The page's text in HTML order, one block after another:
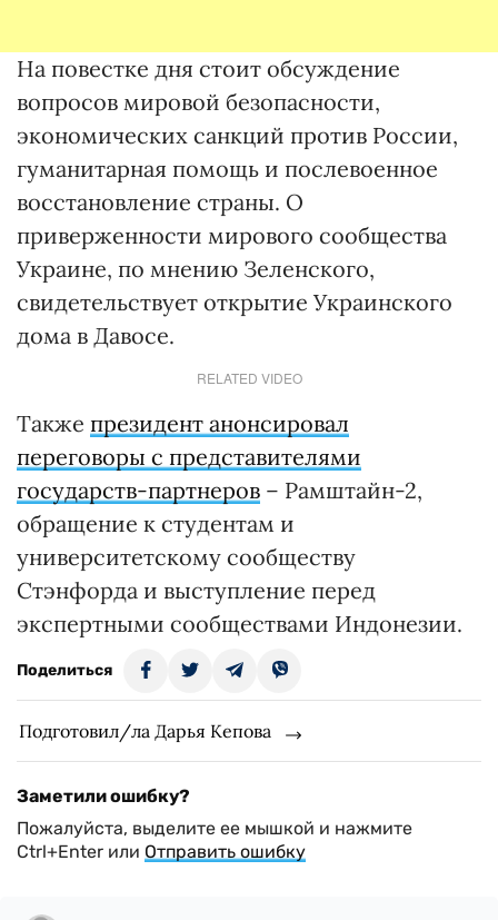
На повестке дня стоит обсуждение
вопросов мировой безопасности,
экономических санкций против России,
гуманитарная помощь и послевоенное
восстановление страны. О
приверженности мирового сообщества
Украине, по мнению Зеленского,
свидетельствует открытие Украинского
дома в Давосе.
RELATED VIDEO
Также президент анонсировал
переговоры с представителями
государств-партнеров – Рамштайн-2,
обращение к студентам и
университетскому сообществу
Стэнфорда и выступление перед
экспертными сообществами Индонезии.
Поделиться
Подготовил/ла Дарья Кепова
Заметили ошибку?
Пожалуйста, выделите ее мышкой и нажмите
Ctrl+Enter или Отправить ошибку